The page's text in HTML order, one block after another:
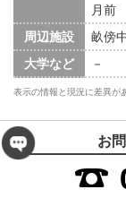
月前
周辺施設
畝傍
大学など
－
表示の情報と現況に差異が
お